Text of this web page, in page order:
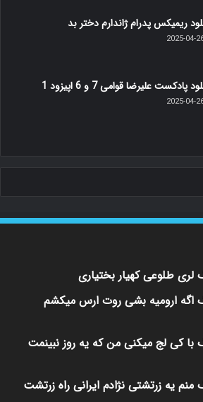
ریمیکس پدرام ژاندارم دختر بد
2025-04-
پادکست علیرضا قوامی 7 و 6 اپیزود 1
2025-04-
لری طلوعی کهیار بختیاری
اگه ارومیه بشی روت ارس میکشم
با کی لج میکنی من که یه روز نبینمت
منم یه زرتشتی نژادم ایرانی راه زرتشت